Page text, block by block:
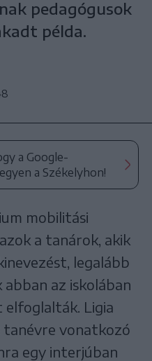
pedagógusok
példa.
a Google-
a Székelyhon!
mobilitási
a tanárok, akik
legalább
az iskolában
elfoglalták. Ligia
tanévre vonatkozó
egy interjúban